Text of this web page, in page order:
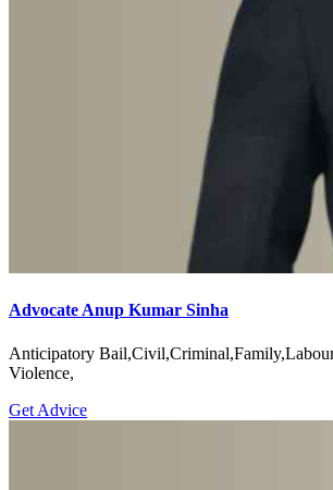
Advocate Anup Kumar Sinha
Anticipatory
Violence,
Get Advice